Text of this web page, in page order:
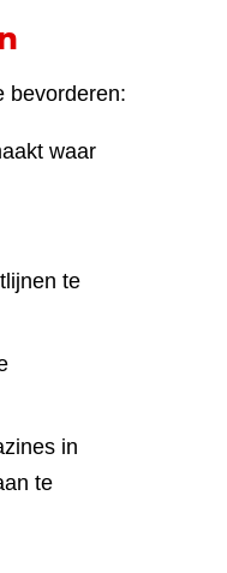
bevorderen:
waar
te
in
te